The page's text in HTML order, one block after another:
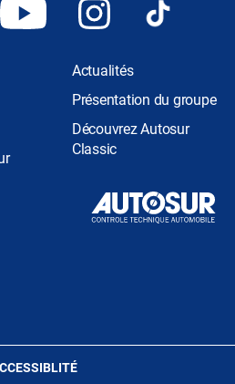
Actualités
Présentation du groupe
Découvrez Autosur
Classic
(OUVRE